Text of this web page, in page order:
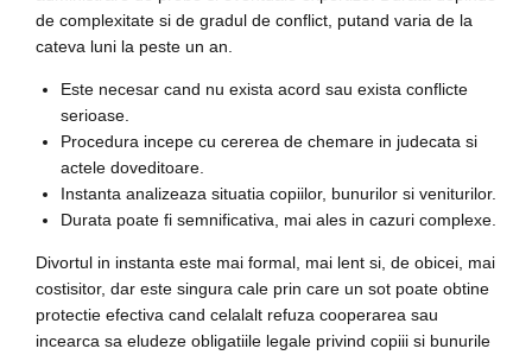
de complexitate si de gradul de conflict, putand varia de la
cateva luni la peste un an.
Este necesar cand nu exista acord sau exista conflicte
serioase.
Procedura incepe cu cererea de chemare in judecata si
actele doveditoare.
Instanta analizeaza situatia copiilor, bunurilor si veniturilor.
Durata poate fi semnificativa, mai ales in cazuri complexe.
Divortul in instanta este mai formal, mai lent si, de obicei, mai
costisitor, dar este singura cale prin care un sot poate obtine
protectie efectiva cand celalalt refuza cooperarea sau
incearca sa eludeze obligatiile legale privind copiii si bunurile